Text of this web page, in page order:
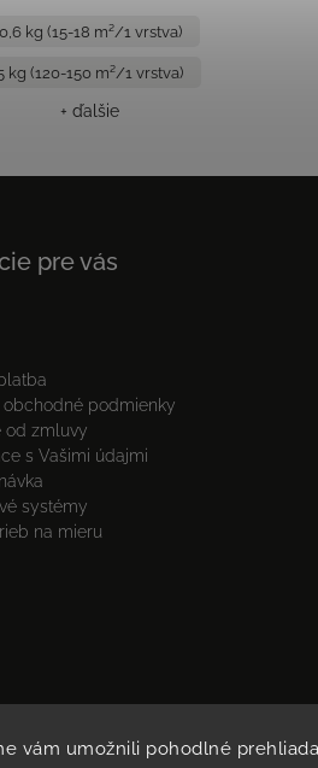
vám umožnili pohodlné
0,6 kg (15-18 m²/1 vrstva)
kg (120-150 m²/1 vrstva)
+ ďalšie
pre vás
obchodné podmienky
od zmluvy
s Vašimi údajmi
systémy
na mieru